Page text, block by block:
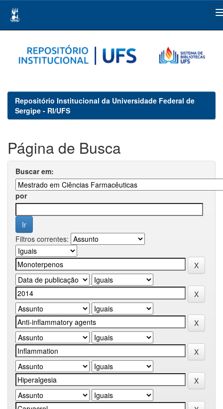
navigation
Repositório Institucional da Universidade Federal de
Sergipe - RI/UFS
Página de Busca
Buscar em:
por
Filtros correntes: